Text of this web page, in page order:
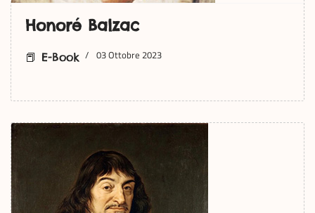
Honoré Balzac
📕 E-Book 03 Ottobre 2023